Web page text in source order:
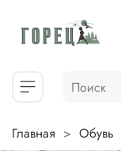
Главная Обувь